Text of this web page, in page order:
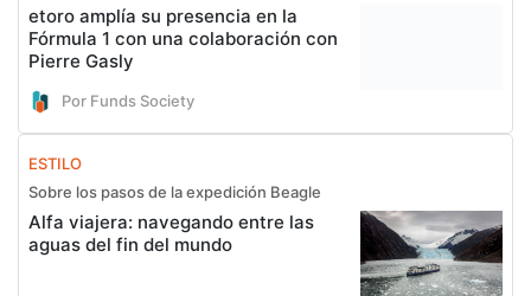
etoro amplía su presencia en la
Fórmula 1 con una colaboración con
Pierre Gasly
Por Funds Society
ESTILO
Sobre los pasos de la expedición Beagle
Alfa viajera: navegando entre las
aguas del fin del mundo